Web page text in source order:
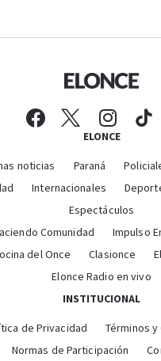
ELONCE
noticias Paraná
Internacionales
Espectáculos
Comunidad
Impulso
del Once
Clasionce
Elonce Radio en vivo
INSTITUCIONAL
de Privacidad
Términos
Normas de Participación